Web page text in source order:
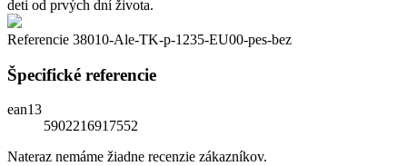
deti od prvých dní života.
Referencie 38010-Ale-TK-p-1235-EU00-pes-bez
Špecifické referencie
ean13
5902216917552
Nateraz nemáme žiadne recenzie zákazníkov.